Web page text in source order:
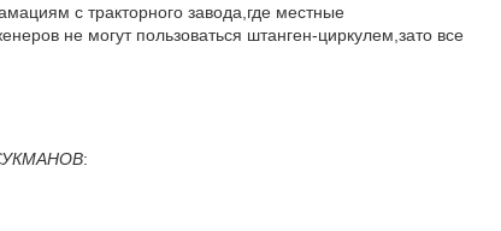
с тракторного завода,где местные
не могут пользоваться штанген-циркулем,зато все
: